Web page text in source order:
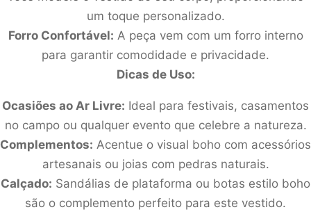
um toque personalizado.
Forro Confortável: A peça vem com um forro interno
para garantir comodidade e privacidade.
Dicas de Uso:
Ocasiões ao Ar Livre: Ideal para festivais, casamentos
no campo ou qualquer evento que celebre a natureza.
Complementos: Acentue o visual boho com acessórios
artesanais ou joias com pedras naturais.
Calçado: Sandálias de plataforma ou botas estilo boho
são o complemento perfeito para este vestido.